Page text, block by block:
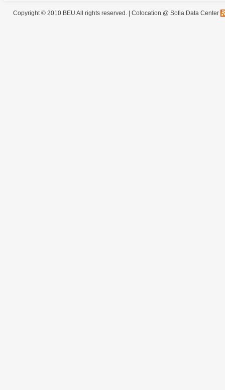
Copyright © 2010 BEU All rights reserved. | Colocation @ Sofia Data Center